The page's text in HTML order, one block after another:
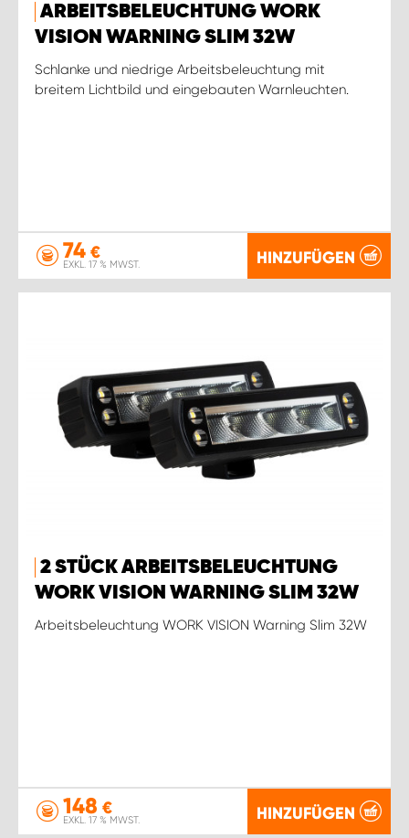
ARBEITSBELEUCHTUNG WORK
VISION WARNING SLIM 32W
Schlanke und niedrige Arbeitsbeleuchtung mit
breitem Lichtbild und eingebauten Warnleuchten.
74 €
EXKL. 17 % MWST. HINZUFÜGEN
2 STÜCK ARBEITSBELEUCHTUNG
WORK VISION WARNING SLIM 32W
Arbeitsbeleuchtung WORK VISION Warning Slim 32W
148 €
EXKL. 17 % MWST. HINZUFÜGEN